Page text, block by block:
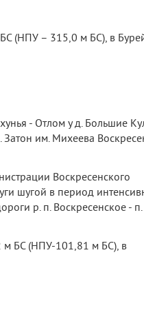
(НПУ – 315,0 м БС), в
- Отлом у д. Большие
Затон им. Михеева
Воскресенского
шугой в период
р. п. Воскресенское - п.
м БС (НПУ-101,81 м БС), в